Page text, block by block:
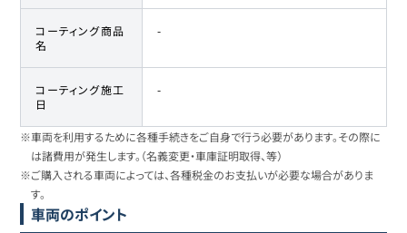
コーティング商品
名
-
コーティング施工
日
-
※車両を利用するために各種手続きをご自身で行う必要があります。その際に
は諸費用が発生します。（名義変更・車庫証明取得、等）
※ご購入される車両によっては、各種税金のお支払いが必要な場合がありま
す。
車両のポイント